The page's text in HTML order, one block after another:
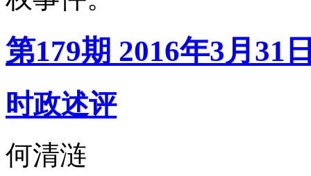
第179期 2016年3月31
时政述评
何清涟